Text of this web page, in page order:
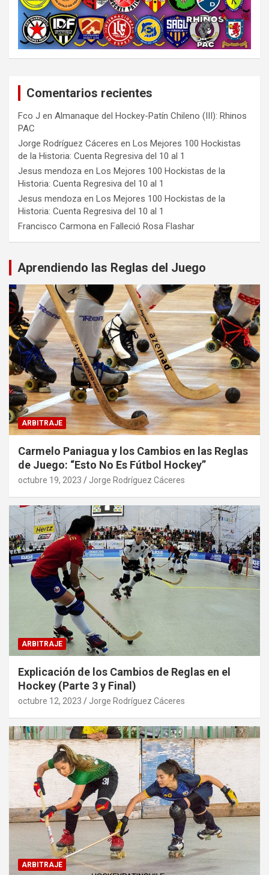
Comentarios recientes
Fco J en Almanaque del Hockey-Patín Chileno (III): Rhinos
PAC
Jorge Rodríguez Cáceres en Los Mejores 100 Hockistas
de la Historia: Cuenta Regresiva del 10 al 1
Jesus mendoza en Los Mejores 100 Hockistas de la
Historia: Cuenta Regresiva del 10 al 1
Jesus mendoza en Los Mejores 100 Hockistas de la
Historia: Cuenta Regresiva del 10 al 1
Francisco Carmona en Falleció Rosa Flashar
Aprendiendo las Reglas del Juego
ARBITRAJE
Carmelo Paniagua y los Cambios en las Reglas
de Juego: “Esto No Es Fútbol Hockey”
octubre 19, 2023 Jorge Rodríguez Cáceres
ARBITRAJE
Explicación de los Cambios de Reglas en el
Hockey (Parte 3 y Final)
octubre 12, 2023 Jorge Rodríguez Cáceres
ARBITRAJE